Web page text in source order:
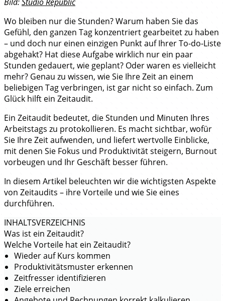
Wo bleiben nur die Stunden? Warum haben Sie das
Gefühl, den ganzen Tag konzentriert gearbeitet zu haben
– und doch nur einen einzigen Punkt auf Ihrer To-do-Liste
abgehakt? Hat diese Aufgabe wirklich nur ein paar
Stunden gedauert, wie geplant? Oder waren es vielleicht
mehr? Genau zu wissen, wie Sie Ihre Zeit an einem
beliebigen Tag verbringen, ist gar nicht so einfach. Zum
Glück hilft ein Zeitaudit.
Ein Zeitaudit bedeutet, die Stunden und Minuten Ihres
Arbeitstags zu protokollieren. Es macht sichtbar, wofür
Sie Ihre Zeit aufwenden, und liefert wertvolle Einblicke,
mit denen Sie Fokus und Produktivität steigern, Burnout
vorbeugen und Ihr Geschäft besser führen.
In diesem Artikel beleuchten wir die wichtigsten Aspekte
von Zeitaudits – ihre Vorteile und wie Sie eines
durchführen.
INHALTSVERZEICHNIS
Was ist ein Zeitaudit?
Welche Vorteile hat ein Zeitaudit?
Wieder auf Kurs kommen
Produktivitätsmuster erkennen
Zeitfresser identifizieren
Ziele erreichen